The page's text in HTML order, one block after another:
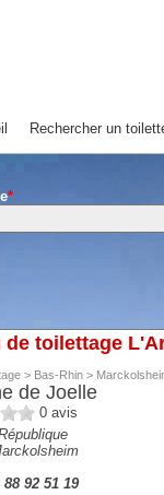
Rechercher un
*
de toilettage
> Bas-Rhin >
de Joelle
0 avis
88 92 51 19